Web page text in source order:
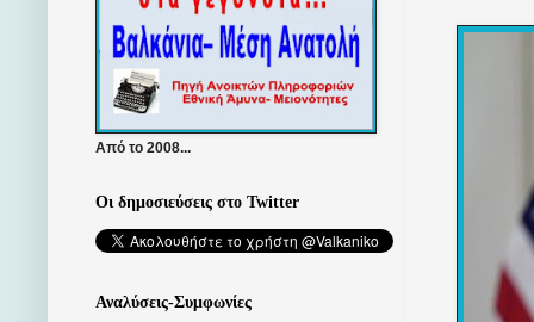
Από το 2008...
Οι δημοσιεύσεις στο Twitter
Αναλύσεις-Συμφωνίες